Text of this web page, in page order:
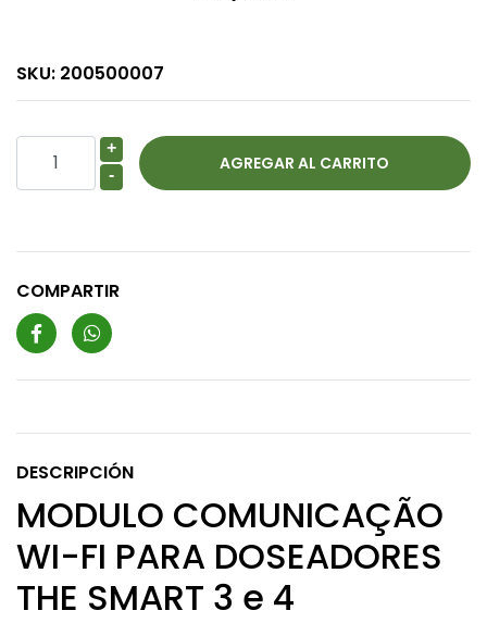
SKU: 200500007
+
-
COMPARTIR
DESCRIPCIÓN
MODULO COMUNICAÇÃO
WI-FI PARA DOSEADORES
THE SMART 3 e 4